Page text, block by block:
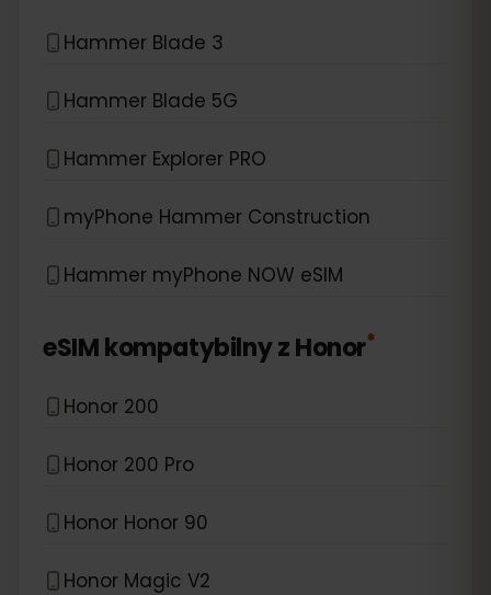
Hammer Blade 3
Hammer Blade 5G
Hammer Explorer PRO
myPhone Hammer Construction
Hammer myPhone NOW eSIM
eSIM kompatybilny zHonor*
Honor 200
Honor 200 Pro
Honor Honor 90
Honor Magic V2